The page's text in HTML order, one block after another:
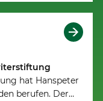
hat Hanspeter
berufen. Der…